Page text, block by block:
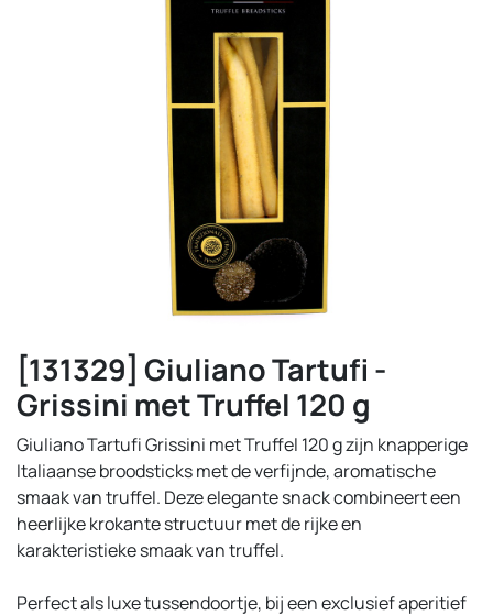
[131329] Giuliano Tartufi -
Grissini met Truffel 120 g
Giuliano Tartufi Grissini met Truffel 120 g zijn knapperige
Italiaanse broodsticks met de verfijnde, aromatische
smaak van truffel. Deze elegante snack combineert een
heerlijke krokante structuur met de rijke en
karakteristieke smaak van truffel.
Perfect als luxe tussendoortje, bij een exclusief aperitief